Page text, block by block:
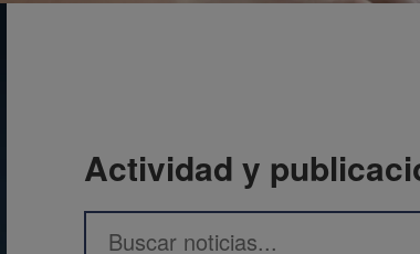
Actividad y